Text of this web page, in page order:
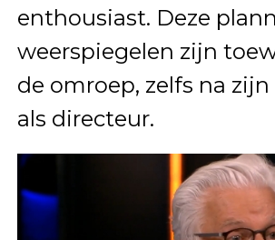
enthousiast. Deze
weerspiegelen zijn
de omroep, zelfs na
als directeur.